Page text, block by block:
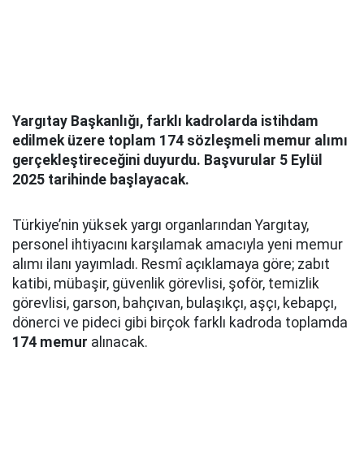
Yargıtay Başkanlığı, farklı kadrolarda istihdam
edilmek üzere toplam 174 sözleşmeli memur alımı
gerçekleştireceğini duyurdu. Başvurular 5 Eylül
2025 tarihinde başlayacak.
Türkiye’nin yüksek yargı organlarından Yargıtay,
personel ihtiyacını karşılamak amacıyla yeni memur
alımı ilanı yayımladı. Resmî açıklamaya göre; zabıt
katibi, mübaşir, güvenlik görevlisi, şoför, temizlik
görevlisi, garson, bahçıvan, bulaşıkçı, aşçı, kebapçı,
dönerci ve pideci gibi birçok farklı kadroda toplamda
174 memur alınacak.